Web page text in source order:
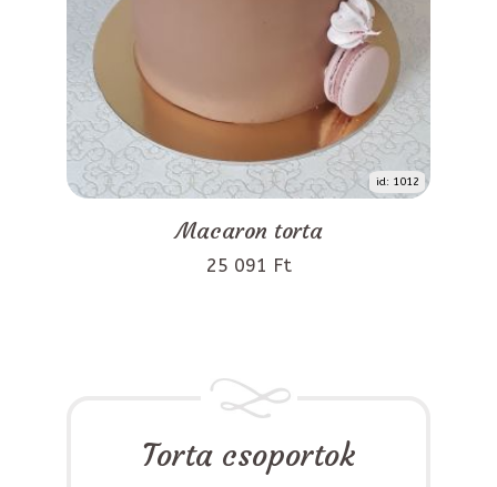
id: 1012
Macaron torta
25 091 Ft
Torta csoportok